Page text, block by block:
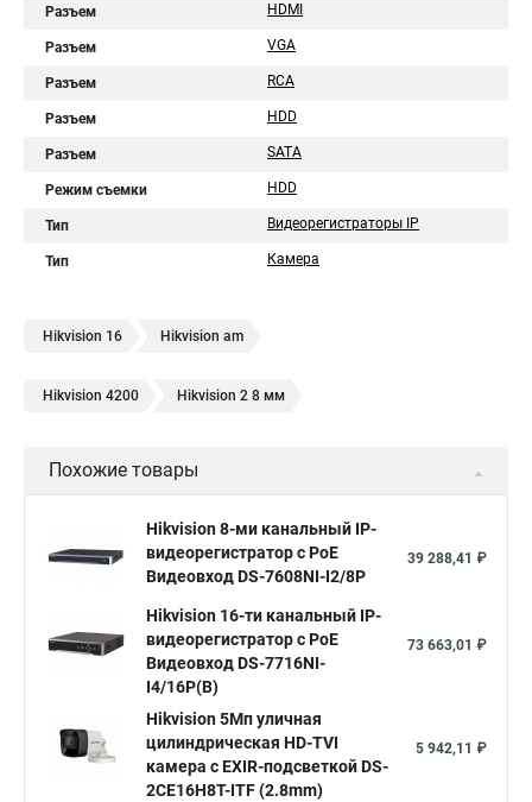
Разъем HDMI
Разъем VGA
Разъем RCA
Разъем HDD
Разъем SATA
Режим съемки HDD
Тип Видеорегистраторы IP
Тип Камера
Hikvision 16 Hikvision am
Hikvision 4200 Hikvision 2 8 мм
Похожие товары
Hikvision 8-ми канальный IP-
видеорегистратор c PoE
Видеовход DS-7608NI-I2/8P
39 288,41 ₽
Hikvision 16-ти канальный IP-
видеорегистратор c PoE
Видеовход DS-7716NI-
I4/16P(B)
73 663,01 ₽
Hikvision 5Мп уличная
цилиндрическая HD-TVI
камера с EXIR-подсветкой DS-
2CE16H8T-ITF (2.8mm)
5 942,11 ₽